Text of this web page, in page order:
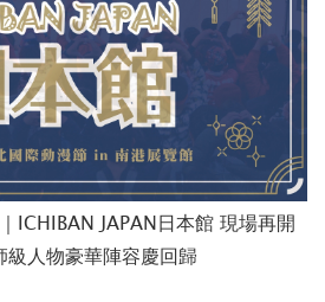
ICHIBAN JAPAN日本館 現場再開
人物豪華陣容慶回歸